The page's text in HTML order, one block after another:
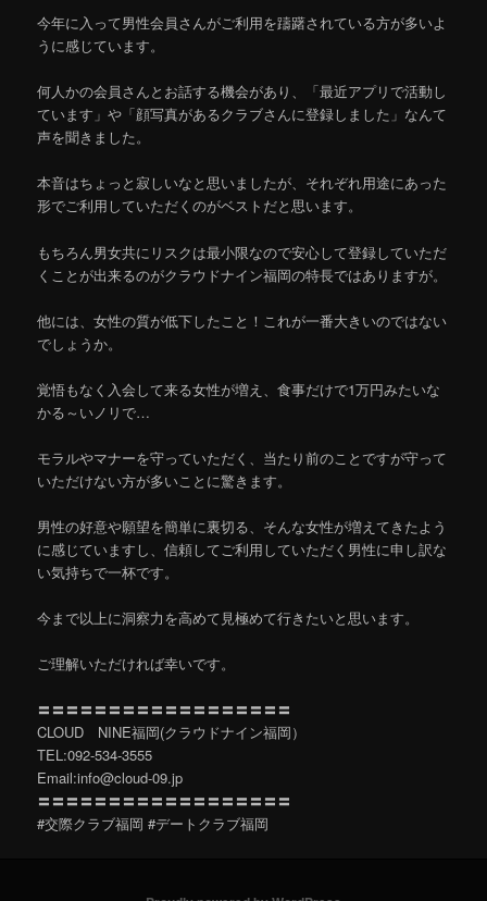
今年に入って男性会員さんがご利用を躊躇されている方が多いよ
うに感じています。
何人かの会員さんとお話する機会があり、「最近アプリで活動し
ています」や「顔写真があるクラブさんに登録しました」なんて
声を聞きました。
本音はちょっと寂しいなと思いましたが、それぞれ用途にあった
形でご利用していただくのがベストだと思います。
もちろん男女共にリスクは最小限なので安心して登録していただ
くことが出来るのがクラウドナイン福岡の特長ではありますが。
他には、女性の質が低下したこと！これが一番大きいのではない
でしょうか。
覚悟もなく入会して来る女性が増え、食事だけで1万円みたいな
かる～いノリで…
モラルやマナーを守っていただく、当たり前のことですが守って
いただけない方が多いことに驚きます。
男性の好意や願望を簡単に裏切る、そんな女性が増えてきたよう
に感じていますし、信頼してご利用していただく男性に申し訳な
い気持ちで一杯です。
今まで以上に洞察力を高めて見極めて行きたいと思います。
ご理解いただければ幸いです。
〓〓〓〓〓〓〓〓〓〓〓〓〓〓〓〓〓〓
CLOUD NINE福岡(クラウドナイン福岡）
TEL:092-534-3555
Email:info@cloud-09.jp
〓〓〓〓〓〓〓〓〓〓〓〓〓〓〓〓〓〓
#交際クラブ福岡 #デートクラブ福岡